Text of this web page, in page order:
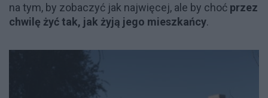
na tym, by zobaczyć jak najwięcej, ale by choć przez
chwilę żyć tak, jak żyją jego mieszkańcy.